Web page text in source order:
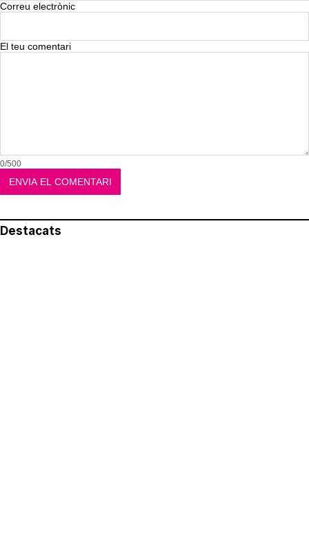
Correu electrònic
El teu comentari
0/500
Destacats